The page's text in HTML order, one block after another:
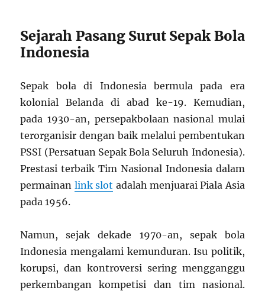
Sejarah Pasang Surut Sepak Bola
Indonesia
Sepak bola di Indonesia bermula pada era
kolonial Belanda di abad ke-19. Kemudian,
pada 1930-an, persepakbolaan nasional mulai
terorganisir dengan baik melalui pembentukan
PSSI (Persatuan Sepak Bola Seluruh Indonesia).
Prestasi terbaik Tim Nasional Indonesia dalam
permainan link slot adalah menjuarai Piala Asia
pada 1956.
Namun, sejak dekade 1970-an, sepak bola
Indonesia mengalami kemunduran. Isu politik,
korupsi, dan kontroversi sering mengganggu
perkembangan kompetisi dan tim nasional.